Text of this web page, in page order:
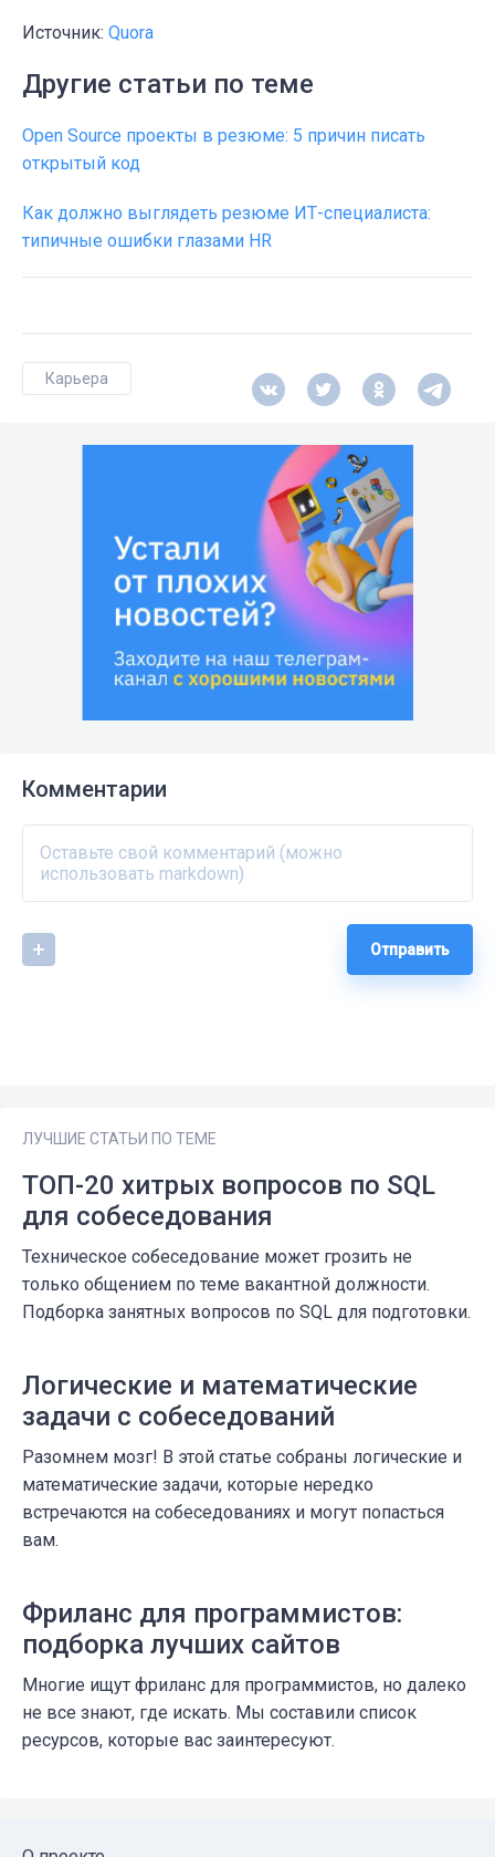
Источник: Quora
Другие статьи по теме
Open Source проекты в резюме: 5 причин писать
открытый код
Как должно выглядеть резюме ИТ-специалиста:
типичные ошибки глазами HR
Карьера
Комментарии
Отправить
ЛУЧШИЕ СТАТЬИ ПО ТЕМЕ
ТОП-20 хитрых вопросов по SQL
для собеседования
Техническое собеседование может грозить не
только общением по теме вакантной должности.
Подборка занятных вопросов по SQL для подготовки.
Логические и математические
задачи с собеседований
Разомнем мозг! В этой статье собраны логические и
математические задачи, которые нередко
встречаются на собеседованиях и могут попасться
вам.
Фриланс для программистов:
подборка лучших сайтов
Многие ищут фриланс для программистов, но далеко
не все знают, где искать. Мы составили список
ресурсов, которые вас заинтересуют.